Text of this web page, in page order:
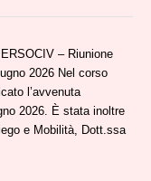
– Riunione
2026 Nel corso
l’avvenuta
2026. È stata inoltre
e Mobilità, Dott.ssa